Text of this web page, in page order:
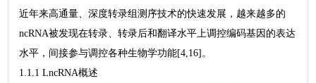
近年来高通量、深度转录组测序技术的快速发展，越来越多的
ncRNA被发现在转录、转录后和翻译水平上调控编码基因的表达
水平，间接参与调控各种生物学功能[4,16]。
1.1.1 LncRNA概述